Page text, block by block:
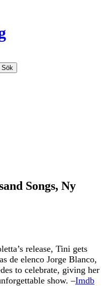
Songs, Ny
release, Tini gets
de elenco Jorge Blanco,
to celebrate, giving her
show. –Imdb